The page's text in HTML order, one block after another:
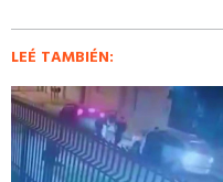
LEÉ TAMBIÉN: